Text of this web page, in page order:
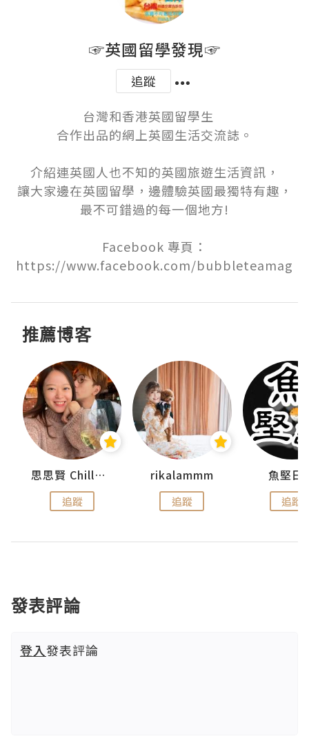
☞英國留學發現☞
追蹤
台灣和香港英國留學生
合作出品的網上英國生活交流誌。
介紹連英國人也不知的英國旅遊生活資訊，
讓大家邊在英國留學，邊體驗英國最獨特有趣，
最不可錯過的每一個地方!
Facebook 專頁：
https://www.facebook.com/bubbleteamag
推薦博客
思思賢 ChillMyBabe
追蹤
rikalammm
追蹤
魚堅日
追蹤
發表評論
登入發表評論